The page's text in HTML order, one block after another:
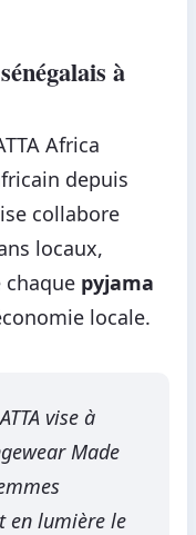
à
Africa
depuis
collabore
locaux,
chaque pyjama
locale.
vise à
Made
en lumière le